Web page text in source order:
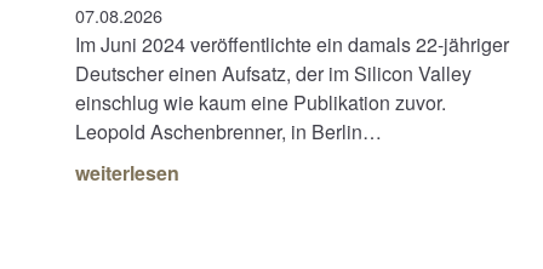
07.08.2026
Im Juni 2024 veröffentlichte ein damals 22-jähriger
Deutscher einen Aufsatz, der im Silicon Valley
einschlug wie kaum eine Publikation zuvor.
Leopold Aschenbrenner, in Berlin…
weiterlesen